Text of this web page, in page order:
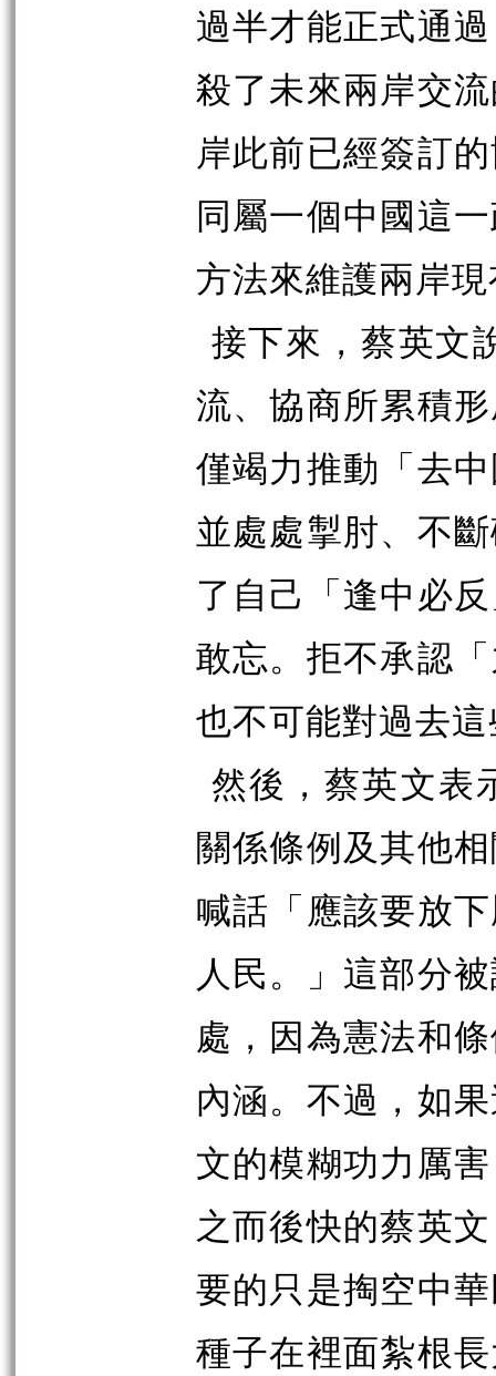
過半才能正式通
殺了未來兩岸交
岸此前已經簽訂
同屬一個中國這
方法來維護兩岸
接下來，蔡英文
流、協商所累積
僅竭力推動「去
並處處掣肘、不
了自己「逢中必
敢忘。拒不承認
也不可能對過去
然後，蔡英文表
關係條例及其他
喊話「應該要放
人民。」這部分
處，因為憲法和
內涵。不過，如
文的模糊功力厲
之而後快的蔡英
要的只是掏空中
種子在裡面紮根